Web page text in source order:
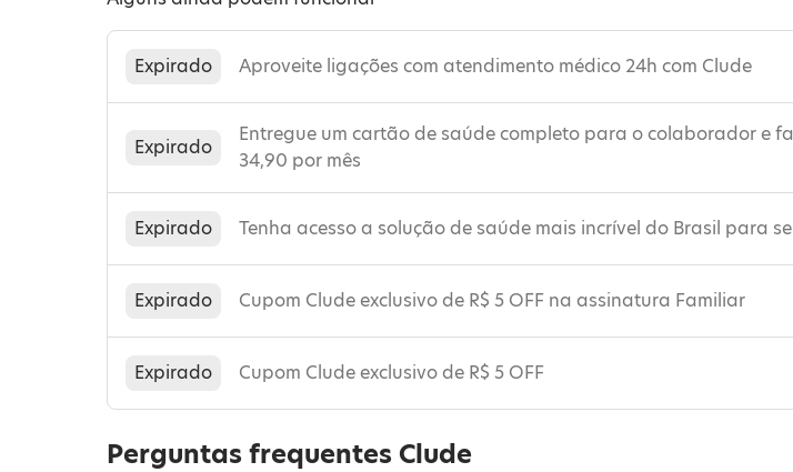
Aproveite ligações com atendimento médico 24h com Clude
Expirado
Entregue um cartão de saúde completo para o colaborador e
34,90 por mês
Expirado
Tenha acesso a solução de saúde mais incrível do Brasil para
Expirado
Cupom Clude exclusivo de R$ 5 OFF na assinatura Familiar
Expirado
Cupom Clude exclusivo de R$ 5 OFF
Expirado
Perguntas frequentes Clude